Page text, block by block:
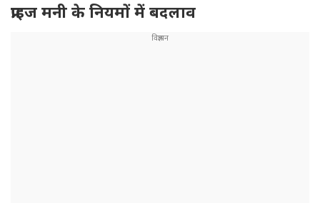
प्राइज मनी के नियमों में बदलाव